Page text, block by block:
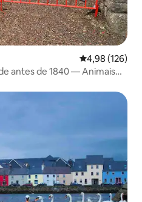
4,98 de uma
4,98 (126)
antes de 1840 — Animais